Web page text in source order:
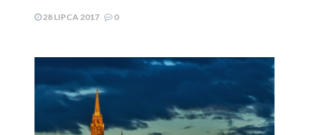
28 LIPCA 2017 0